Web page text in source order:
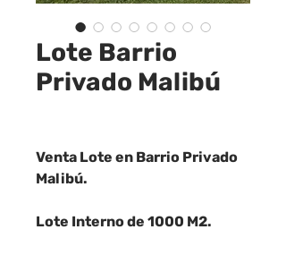
Lote Barrio
Privado Malibú
Venta Lote en Barrio Privado
Malibú.
Lote Interno de 1000 M2.